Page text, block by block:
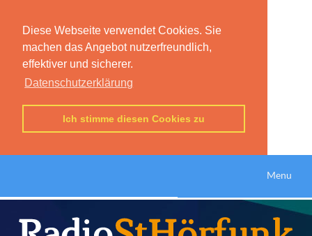
Diese Webseite verwendet Cookies. Sie
machen das Angebot nutzerfreundlich,
effektiver und sicherer.
Datenschutzerklärung
Ich stimme diesen Cookies zu
Menu